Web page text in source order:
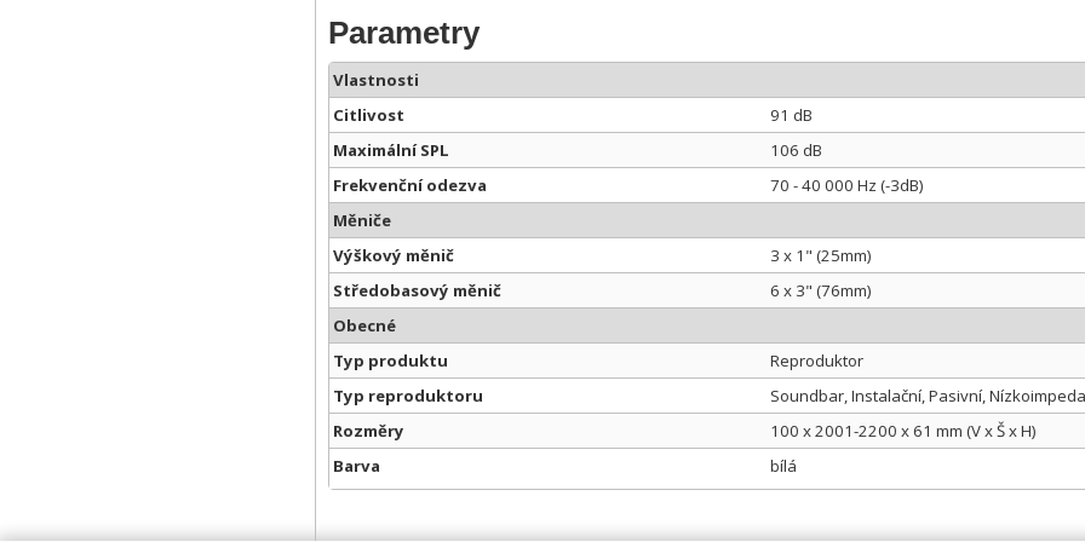
Parametry
Vlastnosti
Citlivost
91 dB
Maximální SPL
106 dB
Frekvenční odezva
70 - 40 000 Hz (-3dB)
Měniče
Výškový měnič
3 x 1" (25mm)
Středobasový měnič
6 x 3" (76mm)
Obecné
Typ produktu
Reproduktor
Typ reproduktoru
Soundbar, Instalační, Pasivní,
Rozměry
100 x 2001-2200 x 61 mm (V x Š x H)
Barva
bílá